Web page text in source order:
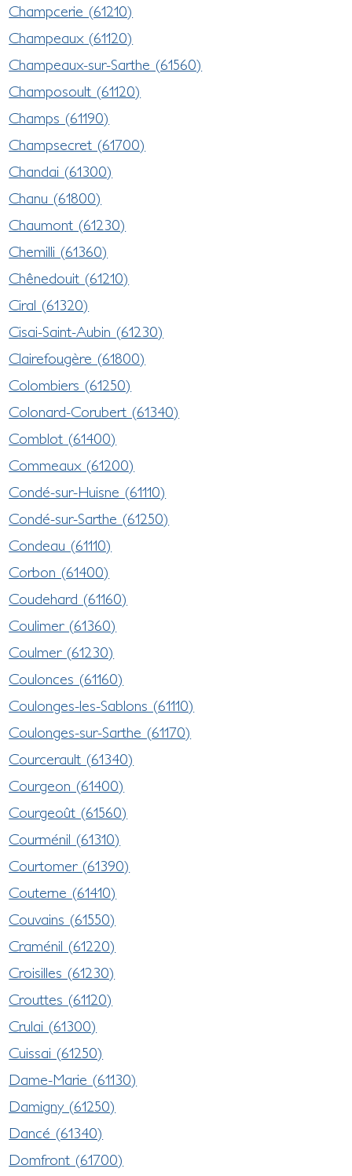
Champcerie (61210)
Champeaux (61120)
Champeaux-sur-Sarthe (61560)
Champosoult (61120)
Champs (61190)
Champsecret (61700)
Chandai (61300)
Chanu (61800)
Chaumont (61230)
Chemilli (61360)
Chênedouit (61210)
Ciral (61320)
Cisai-Saint-Aubin (61230)
Clairefougère (61800)
Colombiers (61250)
Colonard-Corubert (61340)
Comblot (61400)
Commeaux (61200)
Condé-sur-Huisne (61110)
Condé-sur-Sarthe (61250)
Condeau (61110)
Corbon (61400)
Coudehard (61160)
Coulimer (61360)
Coulmer (61230)
Coulonces (61160)
Coulonges-les-Sablons (61110)
Coulonges-sur-Sarthe (61170)
Courcerault (61340)
Courgeon (61400)
Courgeoût (61560)
Courménil (61310)
Courtomer (61390)
Couterne (61410)
Couvains (61550)
Craménil (61220)
Croisilles (61230)
Crouttes (61120)
Crulai (61300)
Cuissai (61250)
Dame-Marie (61130)
Damigny (61250)
Dancé (61340)
Domfront (61700)